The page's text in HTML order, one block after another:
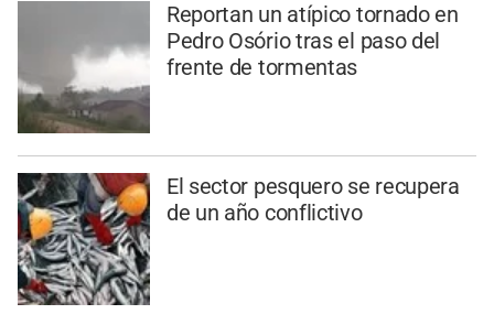
Reportan un atípico tornado en
Pedro Osório tras el paso del
frente de tormentas
El sector pesquero se recupera
de un año conflictivo